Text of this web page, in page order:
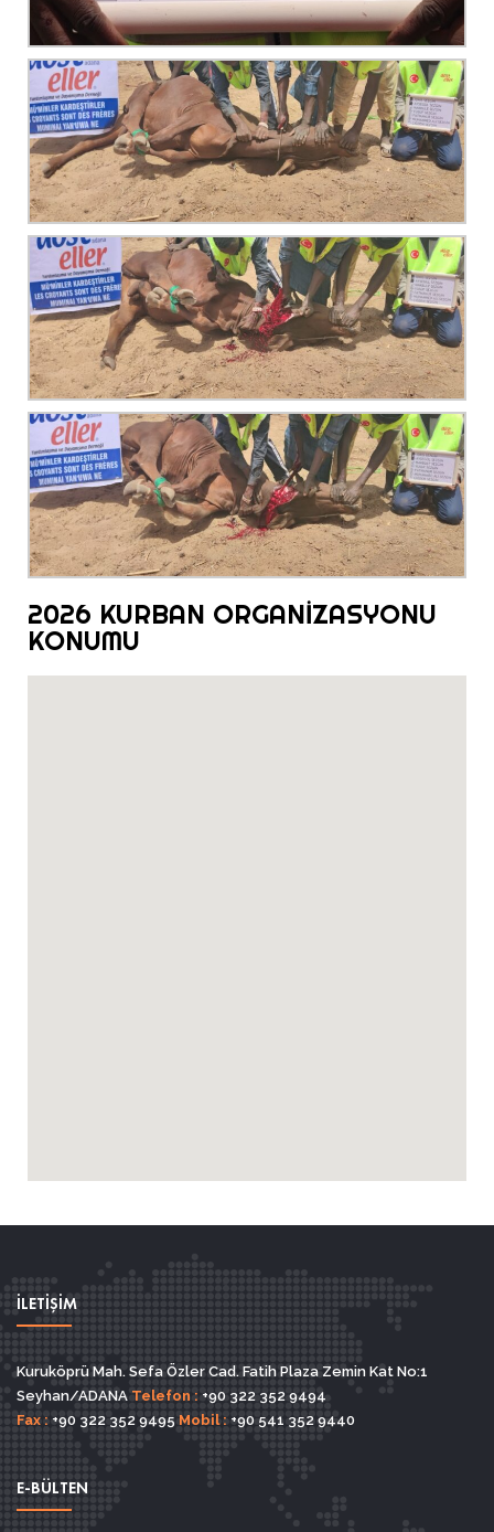
2026 KURBAN ORGANİZASYONU
KONUMU
İLETİŞİM
Kuruköprü Mah. Sefa Özler Cad. Fatih Plaza Zemin Kat No:1
Seyhan/ADANA Telefon : +90 322 352 9494
Fax : +90 322 352 9495 Mobil : +90 541 352 9440
E-BÜLTEN